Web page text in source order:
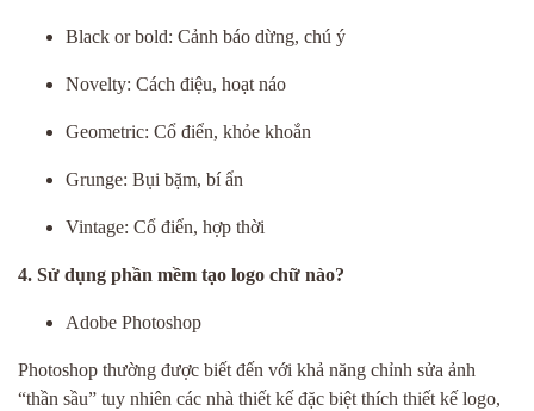
Black or bold: Cảnh báo dừng, chú ý
Novelty: Cách điệu, hoạt náo
Geometric: Cổ điển, khỏe khoắn
Grunge: Bụi bặm, bí ẩn
Vintage: Cổ điển, hợp thời
4. Sử dụng phần mềm tạo logo chữ nào?
Adobe Photoshop
Photoshop thường được biết đến với khả năng chỉnh sửa ảnh
“thần sầu” tuy nhiên các nhà thiết kế đặc biệt thích thiết kế logo,